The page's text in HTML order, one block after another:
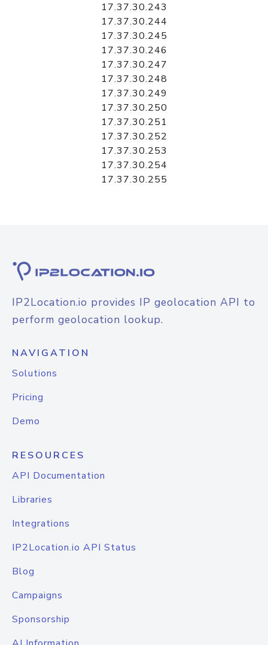
17.37.30.243
17.37.30.244
17.37.30.245
17.37.30.246
17.37.30.247
17.37.30.248
17.37.30.249
17.37.30.250
17.37.30.251
17.37.30.252
17.37.30.253
17.37.30.254
17.37.30.255
IP2Location.io provides IP geolocation API to
perform geolocation lookup.
NAVIGATION
Solutions
Pricing
Demo
RESOURCES
API Documentation
Libraries
Integrations
IP2Location.io API Status
Blog
Campaigns
Sponsorship